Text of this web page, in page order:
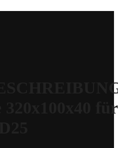
320x100x40 für